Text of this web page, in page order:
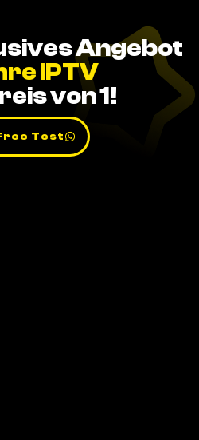
Angebot
IPTV
von 1!
Test